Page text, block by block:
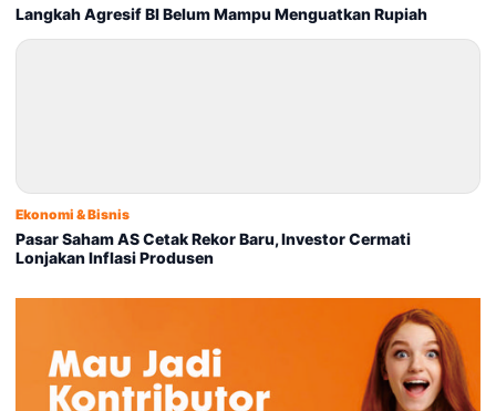
Langkah Agresif BI Belum Mampu Menguatkan Rupiah
Ekonomi & Bisnis
Pasar Saham AS Cetak Rekor Baru, Investor Cermati
Lonjakan Inflasi Produsen